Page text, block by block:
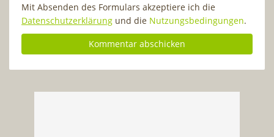
Mit Absenden des Formulars akzeptiere ich die
Datenschutzerklärung und die Nutzungsbedingungen.